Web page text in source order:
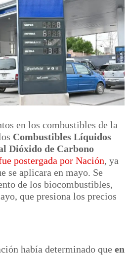
en los combustibles de la
Combustibles Líquidos
Dióxido de Carbono
postergada por Nación, ya
se aplicara en mayo. Se
de los biocombustibles,
que presiona los precios
había determinado que en